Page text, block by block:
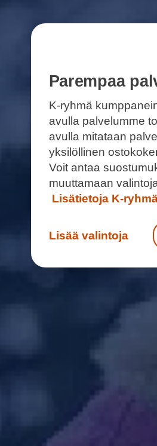
Parempaa
K-ryhmä
avulla palvelumme
avulla mitataan
yksilöllinen
Voit antaa
muuttamaan
Lisätietoja K-
Lisää valintoja